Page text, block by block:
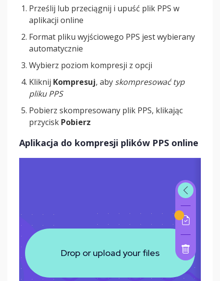
Prześlij lub przeciągnij i upuść plik PPS w
aplikacji online
Format pliku wyjściowego PPS jest wybierany
automatycznie
Wybierz poziom kompresji z opcji
Kliknij Kompresuj, aby skompresować typ
pliku PPS
Pobierz skompresowany plik PPS, klikając
przycisk Pobierz
Aplikacja do kompresji plików PPS online